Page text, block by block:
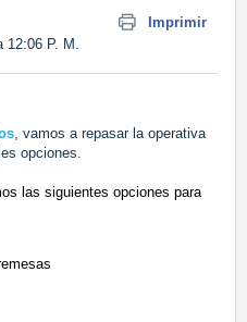
Imprimir
12:06 P. M.
, vamos a repasar la operativa
opciones.
las siguientes opciones para